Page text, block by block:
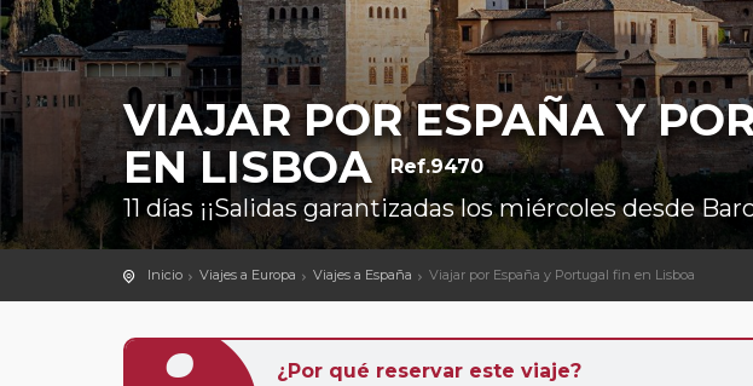
VIAJAR POR ESPAÑA Y
EN LISBOA
Ref.9470
11 días ¡¡Salidas garantizadas los miércoles desde
Inicio Viajes a Europa Viajes a España Viajar por España y Portugal fin en Lisboa
¿Por qué reservar este viaje?